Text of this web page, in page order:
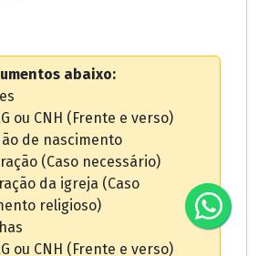
abaixo:
ou CNH (Frente e verso)
de nascimento
(Caso necessário)
da igreja (Caso
religioso)
ou CNH (Frente e verso)